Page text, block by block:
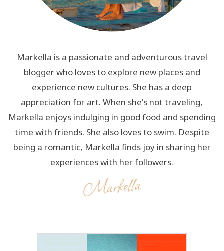
Markella is a passionate and adventurous travel
blogger who loves to explore new places and
experience new cultures. She has a deep
appreciation for art. When she's not traveling,
Markella enjoys indulging in good food and spending
time with friends. She also loves to swim. Despite
being a romantic, Markella finds joy in sharing her
experiences with her followers.